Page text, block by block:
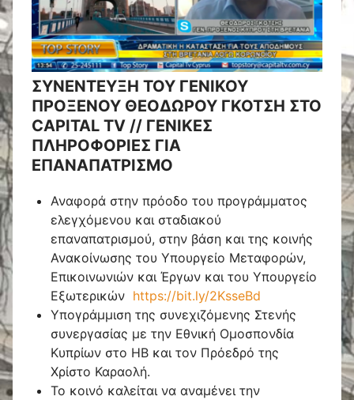
ΣΥΝΕΝΤΕΥΞΗ ΤΟΥ ΓΕΝΙΚΟΥ
ΠΡΟΞΕΝΟΥ ΘΕΟΔΩΡΟΥ ΓΚΟΤΣΗ ΣΤΟ
CAPITAL TV // ΓΕΝΙΚΕΣ
ΠΛΗΡΟΦΟΡΙΕΣ ΓΙΑ
ΕΠΑΝΑΠΑΤΡΙΣΜΟ
Αναφορά στην πρόοδο του προγράμματος
ελεγχόμενου και σταδιακού
επαναπατρισμού, στην βάση και της κοινής
Ανακοίνωσης του Υπουργείο Μεταφορών,
Επικοινωνιών και Έργων και του Υπουργείο
Εξωτερικών https://bit.ly/2KsseBd
Υπογράμμιση της συνεχιζόμενης Στενής
συνεργασίας με την Εθνική Ομοσπονδία
Κυπρίων στο ΗΒ και τον Πρόεδρό της
Χρίστο Καραολή.
Το κοινό καλείται να αναμένει την